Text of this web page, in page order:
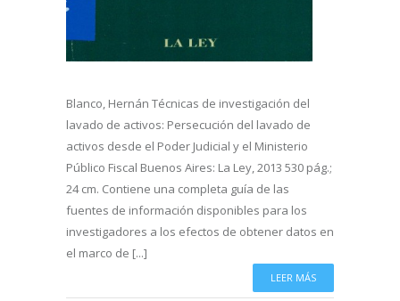
Blanco, Hernán Técnicas de investigación del
lavado de activos: Persecución del lavado de
activos desde el Poder Judicial y el Ministerio
Público Fiscal Buenos Aires: La Ley, 2013 530 pág.;
24 cm. Contiene una completa guía de las
fuentes de información disponibles para los
investigadores a los efectos de obtener datos en
el marco de [...]
LEER MÁS